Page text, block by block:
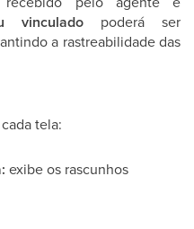
vinculado poderá ser
a rastreabilidade das
tela:
exibe os rascunhos